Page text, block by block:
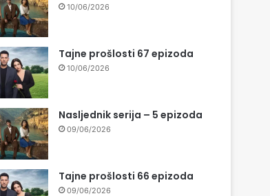
10/06/2026
Tajne prošlosti 67 epizoda
10/06/2026
Nasljednik serija – 5 epizoda
09/06/2026
Tajne prošlosti 66 epizoda
09/06/2026